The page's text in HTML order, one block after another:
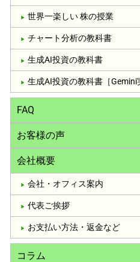
世界一楽しい 株の授業
チャート分析の教科書
生成AI投資の教科書
生成AI投資の教科書［Gemini
FAQ
お客様の声
会社概要
会社・オフィス案内
代表ご挨拶
お支払い方法・返金など
コラム